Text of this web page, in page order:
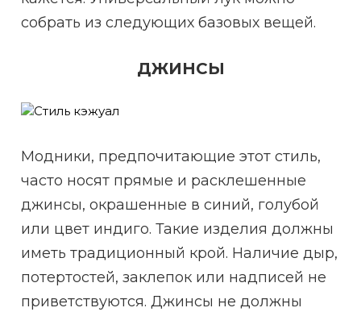
собрать из следующих базовых вещей.
ДЖИНСЫ
Модники, предпочитающие этот стиль,
часто носят прямые и расклешенные
джинсы, окрашенные в синий, голубой
или цвет индиго. Такие изделия должны
иметь традиционный крой. Наличие дыр,
потертостей, заклепок или надписей не
приветствуются. Джинсы не должны